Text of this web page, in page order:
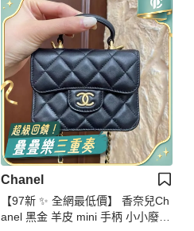
Chanel
【97新 ✨ 全網最低價】 香奈兒Ch
anel 黑金 羊皮 mini 手柄 小小廢包